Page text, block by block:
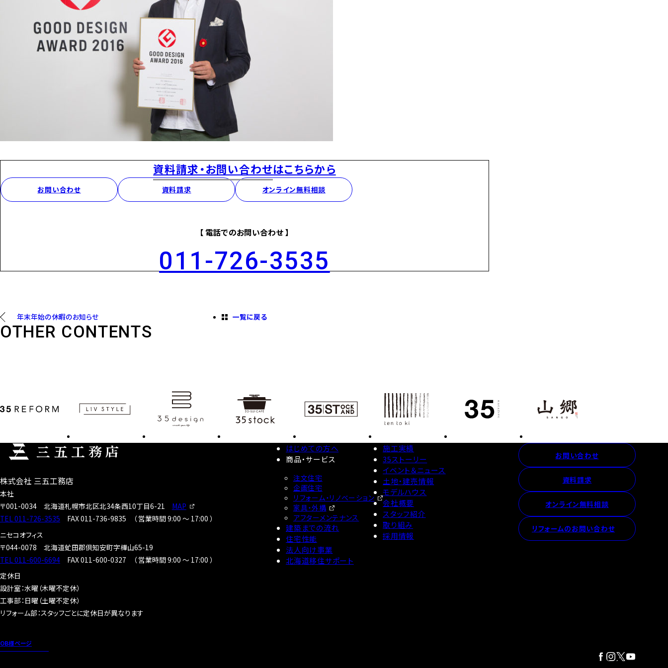
資料請求・お問い合わせはこちらから
お問い合わせ 資料請求 オンライン無料相談
【 電話でのお問い合わせ 】
011-726-3535
一覧に戻る
年末年始の休暇のお知らせ
OTHER CONTENTS
株式会社 三五工務店
本社
〒001-0034 北海道札幌市北区北34条西10丁目6-21
MAP
TEL 011-726-3535
FAX 011-736-9835 （営業時間 9:00 〜 17:00 ）
ニセコオフィス
〒044-0078 北海道虻田郡倶知安町字樺山65-19
TEL 011-600-6694
FAX 011-600-0327 （営業時間 9:00 〜 17:00 ）
定休日
設計室：水曜（木曜不定休）
工事部：日曜（土曜不定休）
リフォーム部：スタッフごとに定休日が異なります
OB様ページ
はじめての方へ
商品・サービス
注文住宅
企画住宅
リフォーム・リノベーション
家具・外構
アフターメンテナンス
建築までの流れ
住宅性能
法人向け事業
北海道移住サポート
施工実績
35ストーリー
イベント＆ニュース
土地・建売情報
モデルハウス
会社概要
スタッフ紹介
取り組み
採用情報
お問い合わせ
資料請求
オンライン無料相談
リフォームのお問い合わせ